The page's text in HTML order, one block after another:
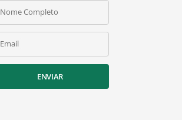
Nome Completo
Email
ENVIAR